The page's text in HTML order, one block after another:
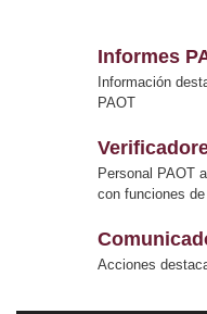
Informes
Información
PAOT
Personal PAOT
con funciones
Acciones